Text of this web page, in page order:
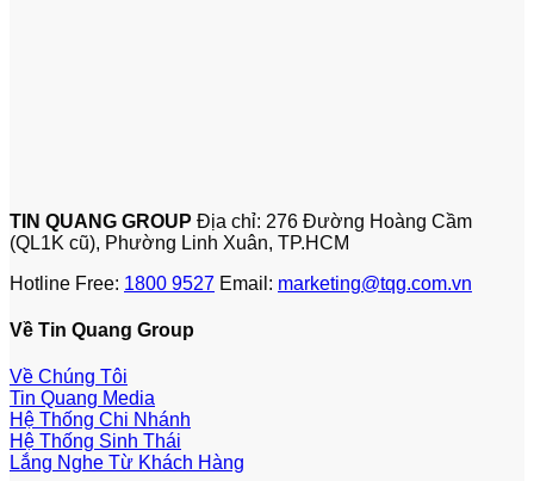
TIN QUANG GROUP Địa chỉ: 276 Đường Hoàng Cầm
(QL1K cũ), Phường Linh Xuân, TP.HCM
Hotline Free: 1800 9527 Email: marketing@tqg.com.vn
Về Tin Quang Group
Về Chúng Tôi
Tin Quang Media
Hệ Thống Chi Nhánh
Hệ Thống Sinh Thái
Lắng Nghe Từ Khách Hàng